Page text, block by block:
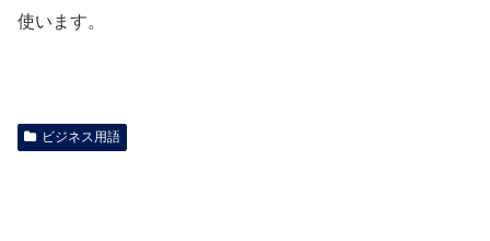
使います。
ビジネス用語